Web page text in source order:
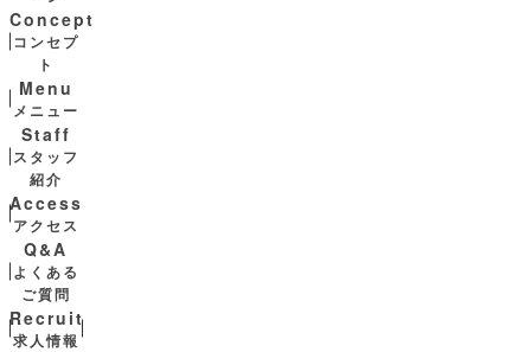
Concept
コンセプ
ト
Menu
メニュー
Staff
スタッフ
紹介
Access
アクセス
Q&A
よくある
ご質問
Recruit
求人情報